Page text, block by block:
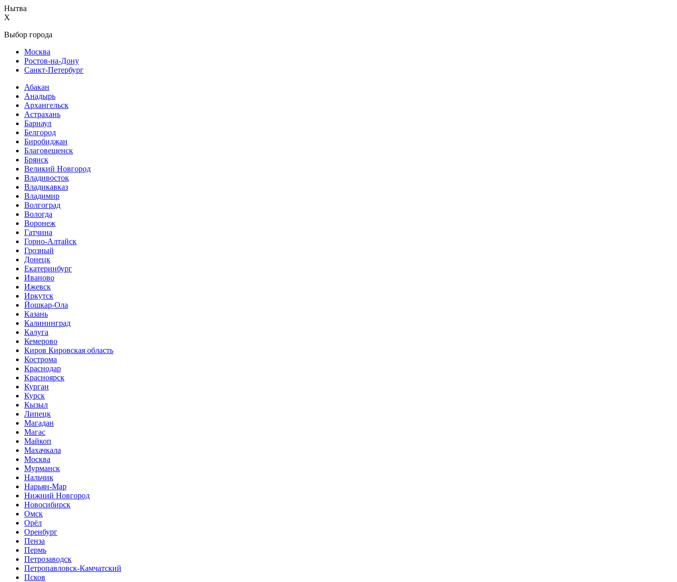
Нытва
X
Выбор города
Москва
Ростов-на-Дону
Санкт-Петербург
Абакан
Анадырь
Архангельск
Астрахань
Барнаул
Белгород
Биробиджан
Благовещенск
Брянск
Великий Новгород
Владивосток
Владикавказ
Владимир
Волгоград
Вологда
Воронеж
Гатчина
Горно-Алтайск
Грозный
Донецк
Екатеринбург
Иваново
Ижевск
Иркутск
Йошкар-Ола
Казань
Калининград
Калуга
Кемерово
Киров Кировская область
Кострома
Краснодар
Красноярск
Курган
Курск
Кызыл
Липецк
Магадан
Магас
Майкоп
Махачкала
Москва
Мурманск
Нальчик
Нарьян-Мар
Нижний Новгород
Новосибирск
Омск
Орёл
Оренбург
Пенза
Пермь
Петрозаводск
Петропавловск-Камчатский
Псков